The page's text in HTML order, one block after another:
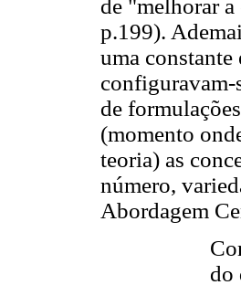
de "melhorar
p.199).
uma constante
configuravam-
de
(momento
teoria) as
número,
Abordagem
do